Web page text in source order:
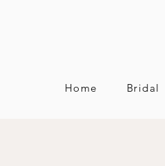
Home Bridal